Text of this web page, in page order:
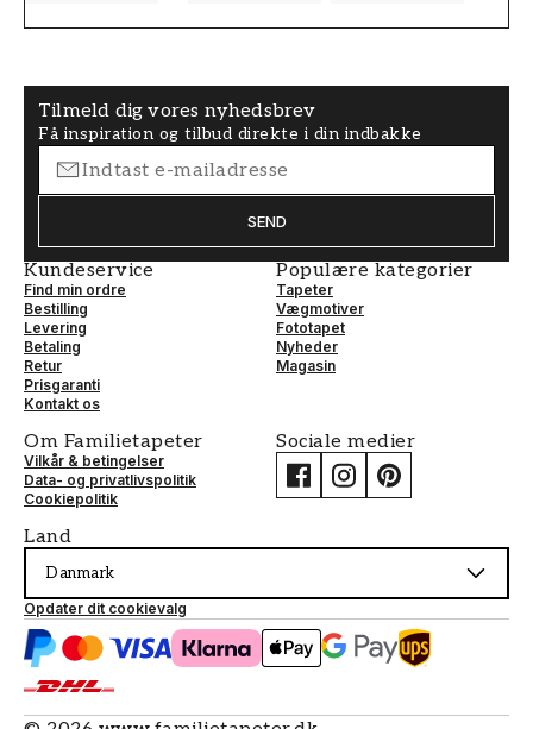
Tilmeld dig vores nyhedsbrev
Få inspiration og tilbud direkte i din indbakke
SEND
Kundeservice
Find min ordre
Bestilling
Levering
Betaling
Retur
Prisgaranti
Kontakt os
Populære kategorier
Tapeter
Vægmotiver
Fototapet
Nyheder
Magasin
Om Familietapeter
Vilkår & betingelser
Data- og privatlivspolitik
Cookiepolitik
Sociale medier
Land
Danmark
Opdater dit cookievalg